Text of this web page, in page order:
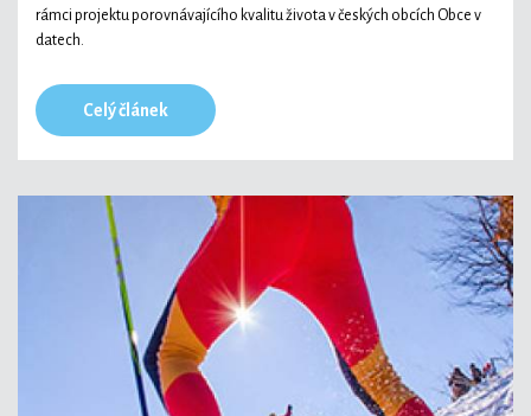
rámci projektu porovnávajícího kvalitu života v českých obcích Obce v
datech.
Celý článek